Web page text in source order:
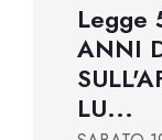
Legge
ANNI
LU...